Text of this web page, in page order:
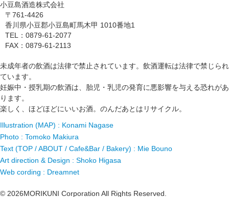
小豆島酒造株式会社
〒761-4426
香川県小豆郡小豆島町馬木甲 1010番地1
TEL：0879-61-2077
FAX：0879-61-2113
未成年者の飲酒は法律で禁止されています。飲酒運転は法律で禁じられ
ています。
妊娠中・授乳期の飲酒は、胎児・乳児の発育に悪影響を与える恐れがあ
ります。
楽しく、ほどほどにいいお酒。のんだあとはリサイクル。
Illustration (MAP) : Konami Nagase
Photo : Tomoko Makiura
Text (TOP / ABOUT / Cafe&Bar / Bakery) : Mie Bouno
Art direction & Design : Shoko Higasa
Web cording : Dreamnet
© 2026MORIKUNI Corporation All Rights Reserved.